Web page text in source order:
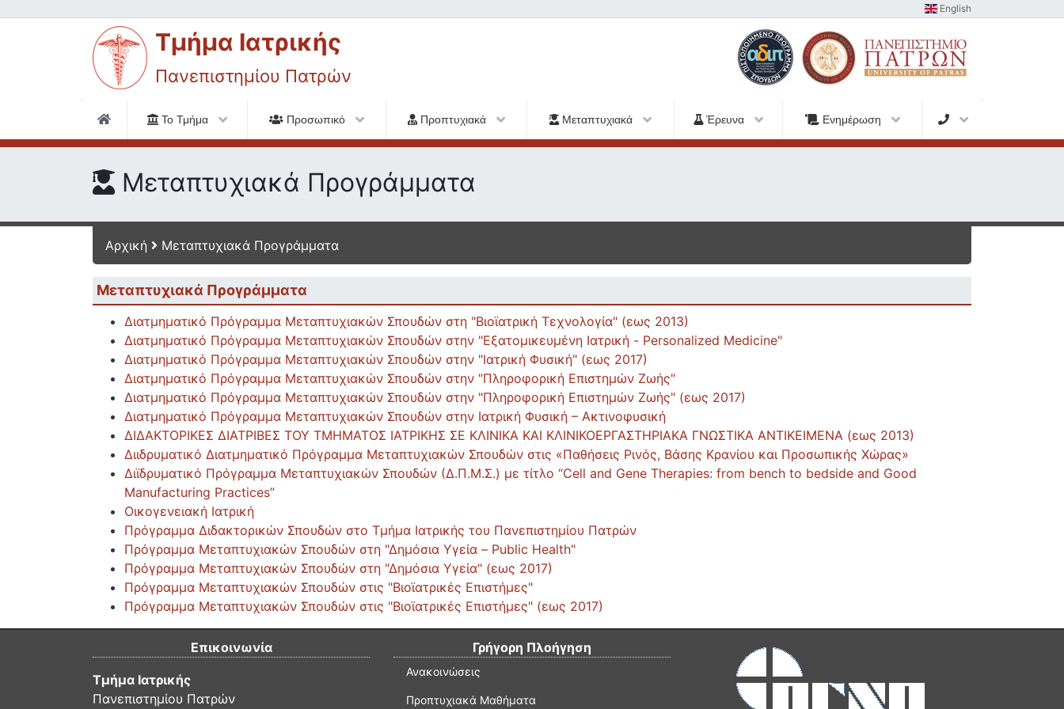
English
Τμήμα Ιατρικής
Πανεπιστημίου Πατρών
Το Τμήμα Προσωπικό Προπτυχιακά Μεταπτυχιακά Έρευνα Ενημέρωση
Μεταπτυχιακά Προγράμματα
Αρχική Μεταπτυχιακά Προγράμματα
Μεταπτυχιακά Προγράμματα
Διατμηματικό Πρόγραμμα Μεταπτυχιακών Σπουδών στη "Βιοϊατρική Τεχνολογία" (εως 2013)
Διατμηματικό Πρόγραμμα Μεταπτυχιακών Σπουδών στην "Εξατομικευμένη Ιατρική - Personalized Medicine"
Διατμηματικό Πρόγραμμα Μεταπτυχιακών Σπουδών στην "Ιατρική Φυσική" (εως 2017)
Διατμηματικό Πρόγραμμα Μεταπτυχιακών Σπουδών στην "Πληροφορική Επιστημών Ζωής"
Διατμηματικό Πρόγραμμα Μεταπτυχιακών Σπουδών στην "Πληροφορική Επιστημών Ζωής" (εως 2017)
Διατμηματικό Πρόγραμμα Μεταπτυχιακών Σπουδών στην Ιατρική Φυσική – Ακτινοφυσική
ΔΙΔΑΚΤΟΡΙΚΕΣ ΔΙΑΤΡΙΒΕΣ ΤΟΥ ΤΜΗΜΑΤΟΣ ΙΑΤΡΙΚΗΣ ΣΕ ΚΛΙΝΙΚΑ ΚΑΙ ΚΛΙΝΙΚΟΕΡΓΑΣΤΗΡΙΑΚΑ ΓΝΩΣΤΙΚΑ ΑΝΤΙΚΕΙΜΕΝΑ (εως 2013)
Διιδρυματικό Διατμηματικό Πρόγραμμα Μεταπτυχιακών Σπουδών στις «Παθήσεις Ρινός, Βάσης Κρανίου και Προσωπικής Χώρας»
Διϊδρυματικό Πρόγραμμα Μεταπτυχιακών Σπουδών (Δ.Π.Μ.Σ.) με τίτλο “Cell and Gene Therapies: from bench to bedside and Good
Manufacturing Practices”
Οικογενειακή Ιατρική
Πρόγραμμα Διδακτορικών Σπουδών στο Τμήμα Ιατρικής του Πανεπιστημίου Πατρών
Πρόγραμμα Μεταπτυχιακών Σπουδών στη "Δημόσια Υγεία – Public Health"
Πρόγραμμα Μεταπτυχιακών Σπουδών στη "Δημόσια Υγεία" (εως 2017)
Πρόγραμμα Μεταπτυχιακών Σπουδών στις "Βιοϊατρικές Επιστήμες"
Πρόγραμμα Μεταπτυχιακών Σπουδών στις "Βιοϊατρικές Επιστήμες" (εως 2017)
Επικοινωνία
Τμήμα Ιατρικής
Πανεπιστημίου Πατρών
Γρήγορη Πλοήγηση
Ανακοινώσεις
Προπτυχιακά Μαθήματα